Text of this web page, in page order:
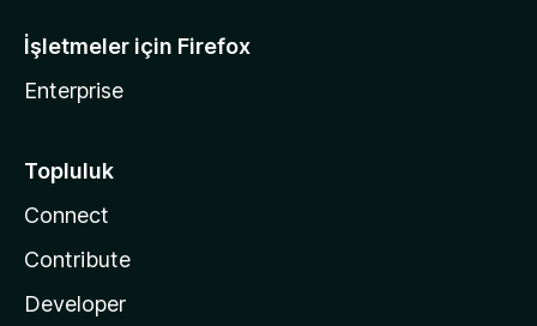
İşletmeler için Firefox
Enterprise
Topluluk
Connect
Contribute
Developer